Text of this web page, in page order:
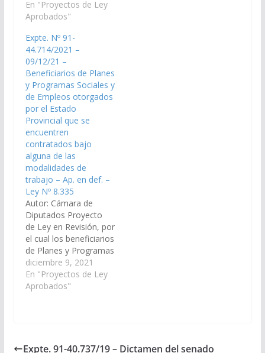
acciones previstas por
la Ley Nacional 26.529
Nacional 26.742 sobre
los Derechos del
paciente en su relación
con los profesionales e
instituciones de la
salud. (Expte.…
En "Proyectos de Ley
Aprobados"
Expte. Nº 91-
44.714/2021 –
09/12/21 –
Beneficiarios de Planes
y Programas Sociales y
de Empleos otorgados
por el Estado
Provincial que se
encuentren
contratados bajo
alguna de las
modalidades de
trabajo – Ap. en def. –
Ley Nº 8.335
Autor: Cámara de
Diputados Proyecto
de Ley en Revisión, por
el cual los beneficiarios
de Planes y Programas
Sociales y de Empleos
otorgados por el
Estado Provincial que
trabajo temporario o
diciembre 9, 2021
En "Proyectos de Ley
Aprobados"
Expte. 91-40.737/19 – Dictamen del senado